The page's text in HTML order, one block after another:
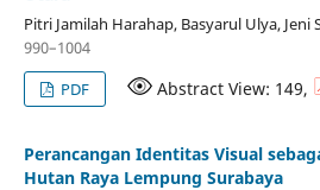
Pitri Jamilah Harahap, Basyarul Ulya, Jeni
990–1004
PDF
Abstract View: 149,
Perancangan Identitas Visual
Hutan Raya Lempung Surabaya